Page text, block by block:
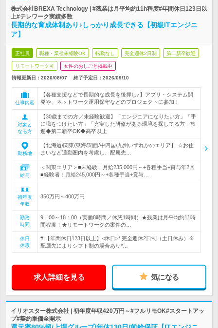
株式会社BREXA Technology | #残業は月平均約11h程度#年間休日123日以
上#テレワーク実績多数
長期的な育成体制あり♪しっかり成長できる【初級ITエンジニ
ア】
正社員 職種・業種未経験OK 転勤なし 完全週休2日制 第二新卒歓迎
リモートワーク可 女性のおしごと掲載中
情報更新日：2026/08/07 終了予定日： 2026/09/10
仕事内容
【各種支援などで長期的な成長を後押し♪】アプリ・システム開
発や、ネットワーク運用保守などのプロジェクトに参加！
対象と
なる方
【30歳までの方／未経験歓迎】「エンジニアになりたい方」「手
に職をつけたい方」「充実した研修がある環境を探してる方」歓
迎◆第二新卒OK◆高卒以上
勤務地
【北海道/関東/東海/関西/中四国/九州いずれかのエリア】 ☆お住
まいなど通勤圏内を考慮し、配属先…
給与
＜関東エリア＞■未経験：月給235,000円～+各種手当+賞与年2回
■経験者：月給245,000円～+各種手当+賞与…
初年度
年収
350万円～400万円
勤務
時間
9：00～18：00（実働8時間／休憩1時間）★残業は月平均約11時
間程度！★リモートワークの案件の…
休日
休暇
# 【年間休日123日以上】<休日>* 完全週休2日制（土日休み）※
配属先によりシフト制の場合あり*…
求人詳細を見る 気になる
イリオスター株式会社 | 初年度年収420万円～#フルリモOK#スタートアッ
プ#契約単価全開示